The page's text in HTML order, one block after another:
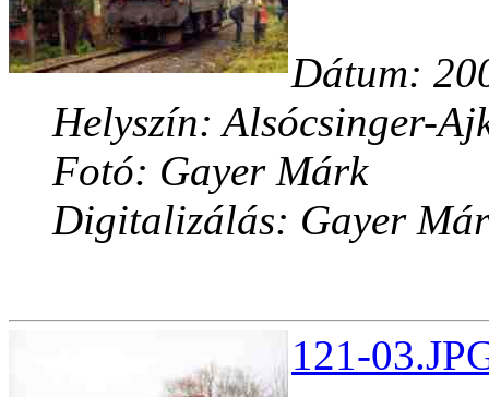
Dátum:
Helyszín: Alsócsinger-
Fotó: Gayer Márk
Digitalizálás: Gayer
121-